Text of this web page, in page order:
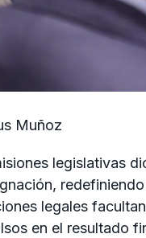
Muñoz
legislativas
legales
en el resultado